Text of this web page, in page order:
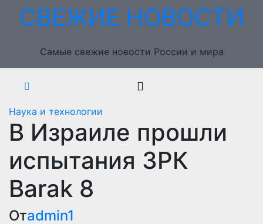
ПерейтиСВЕЖИЕ НОВОСТИ
Самые свежие новости России и мира
Наука и технологии
В Израиле прошли
испытания ЗРК
Barak 8
Отadmin1